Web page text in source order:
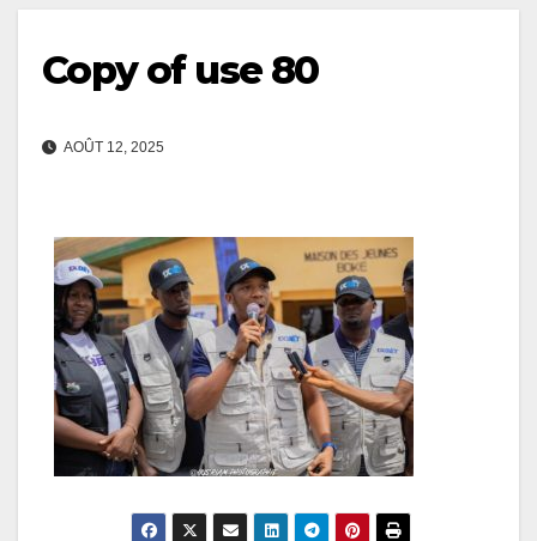
Copy of use 80
AOÛT 12, 2025